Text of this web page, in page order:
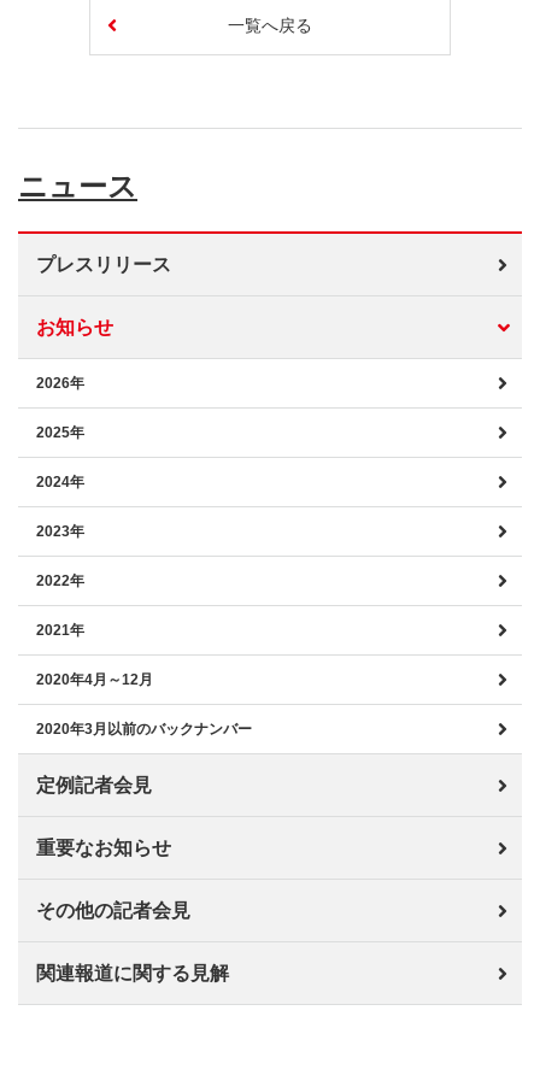
一覧へ戻る
ニュース
プレスリリース
お知らせ
2026年
2025年
2024年
2023年
2022年
2021年
2020年4月～12月
2020年3月以前のバックナンバー
定例記者会見
重要なお知らせ
その他の記者会見
関連報道に関する見解